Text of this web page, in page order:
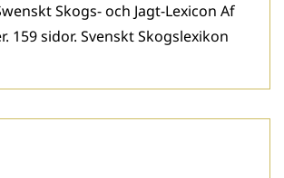
Skogs- och Jagt-Lexicon Af
159 sidor. Svenskt Skogslexikon